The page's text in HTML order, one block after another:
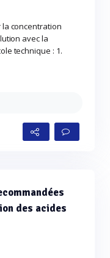
concentration
avec la
technique : 1.
des acides